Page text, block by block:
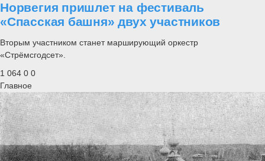
Норвегия пришлет на фестиваль
«Спасская башня» двух участников
Вторым участником станет марширующий оркестр
«Стрёмсгодсет».
1 064 0 0
Главное